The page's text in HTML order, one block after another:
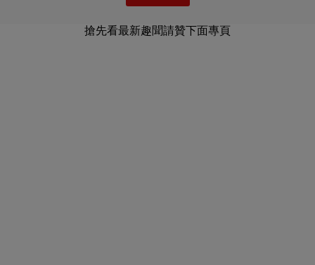
搶先看最新趣聞請贊下面專頁